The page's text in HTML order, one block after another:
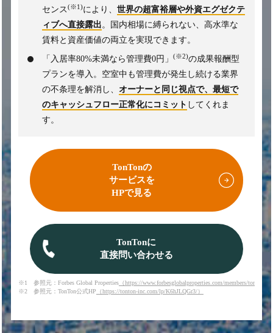
センス(※1)により、 世界の超富裕層や外資エグゼクテ
ィブへ直接露出。国内相場に縛られない、高水準な
賃料と資産価値の両立を実現できます。
「入居率80%未満なら管理費0円」 (※2)の成果報酬型
プランを導入。空室中も管理費が発生し続ける業界
の不条理を解消し、 オーナーと同じ視点で、最短で
のキャッシュフロー正常化にコミット してくれま
す。
TonTonの
サービスを
HPで見る
TonTonに
直接問い合わせる
※1 参照元：Forbes Global Properties（https://www.forbesglobalproperties.com/members/tonton-
※2 参照元：TonTon公式HP （https://tonton-inc.com/lp/K6hJLQGr3/）